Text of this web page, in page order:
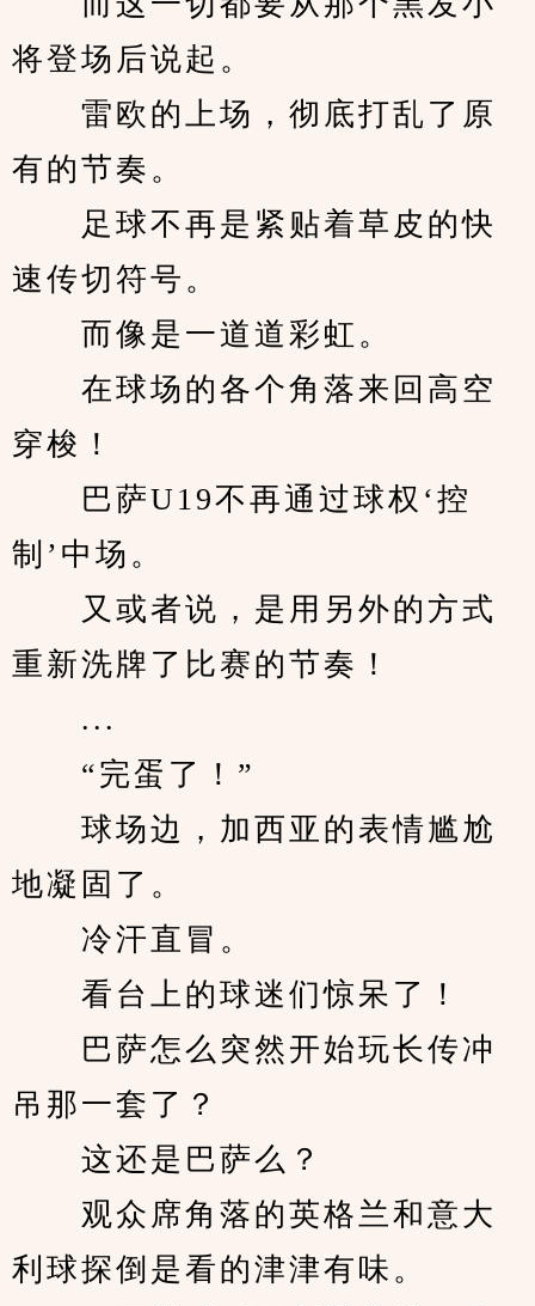
将登场后说起。
雷欧的上场，彻底打乱了原
有的节奏。
足球不再是紧贴着草皮的快
速传切符号。
而像是一道道彩虹。
在球场的各个角落来回高空
穿梭！
巴萨U19不再通过球权‘控
制’中场。
又或者说，是用另外的方式
重新洗牌了比赛的节奏！
...
“完蛋了！”
球场边，加西亚的表情尴尬
地凝固了。
冷汗直冒。
看台上的球迷们惊呆了！
巴萨怎么突然开始玩长传冲
吊那一套了？
这还是巴萨么？
观众席角落的英格兰和意大
利球探倒是看的津津有味。